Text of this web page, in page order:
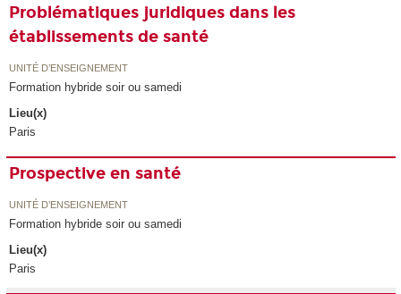
Problématiques juridiques dans les
établissements de santé
UNITÉ D’ENSEIGNEMENT
Formation hybride soir ou samedi
Lieu(x)
Paris
Prospective en santé
UNITÉ D’ENSEIGNEMENT
Formation hybride soir ou samedi
Lieu(x)
Paris